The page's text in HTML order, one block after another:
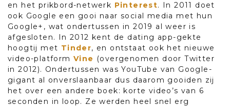
en het prikbord-netwerk Pinterest. In 2011 doet
ook Google een gooi naar social media met hun
Google+, wat ondertussen in 2019 al weer is
afgesloten. In 2012 kent de dating app-gekte
hoogtij met Tinder, en ontstaat ook het nieuwe
video-platformVine (overgenomen door Twitter
in 2012). Ondertussen was YouTube van Google-
gigant al onverslaanbaar dus daarom gooiden zij
het over een andere boek: korte video’s van 6
seconden in loop. Ze werden heel snel erg